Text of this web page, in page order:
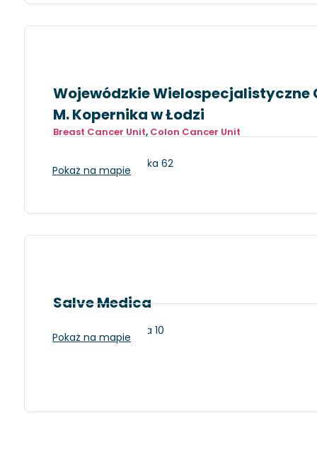
Wojewódzkie
M. Kopernika w Łodzi
Breast Cancer Unit, Colon Cancer Unit
Łódź, ul. Pabianicka 62
Pokaż na mapie
Salve Medica
Łódź, Szparagowa 10
Pokaż na mapie